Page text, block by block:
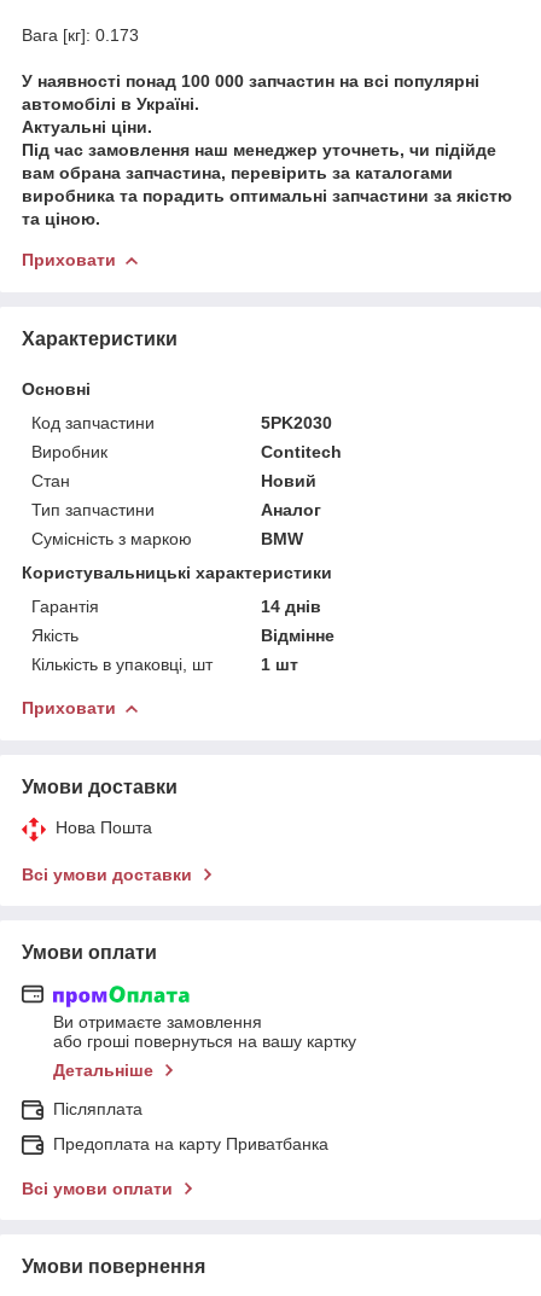
Вага [кг]: 0.173
У наявності понад 100 000 запчастин на всі популярні
автомобілі в Україні.
Актуальні ціни.
Під час замовлення наш менеджер уточнеть, чи підійде
вам обрана запчастина, перевірить за каталогами
виробника та порадить оптимальні запчастини за якістю
та ціною.
Приховати
Характеристики
Основні
Код запчастини
5PK2030
Виробник
Contitech
Стан
Новий
Тип запчастини
Аналог
Сумісність з маркою
BMW
Користувальницькі характеристики
Гарантія
14 днів
Якість
Відмінне
Кількість в упаковці, шт
1 шт
Приховати
Умови доставки
Нова Пошта
Всі умови доставки
Умови оплати
Ви отримаєте замовлення
або гроші повернуться на вашу картку
Детальніше
Післяплата
Предоплата на карту Приватбанка
Всі умови оплати
Умови повернення